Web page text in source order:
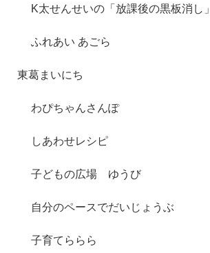
K太せんせいの「放課後の黒板消し」
ふれあい あごら
東葛まいにち
わぴちゃんさんぽ
しあわせレシピ
子どもの広場 ゆうび
自分のペースでだいじょうぶ
子育てららら